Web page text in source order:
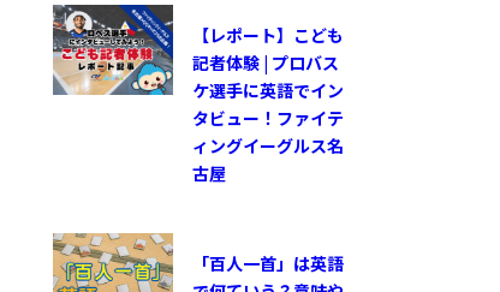
【レポート】こども
記者体験 | プロバス
ケ選手に英語でイン
タビュー！ファイテ
ィングイーグルス名
古屋
「百人一首」は英語